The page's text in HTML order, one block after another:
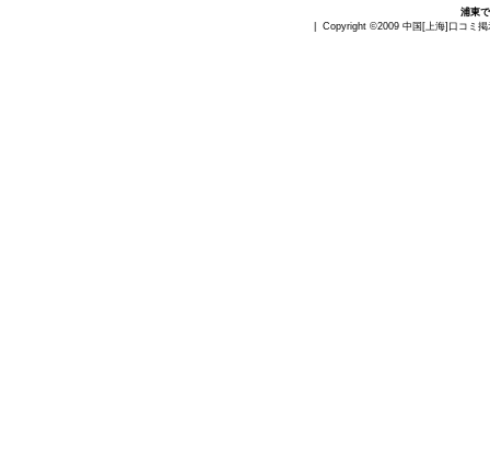
浦東
| Copyright ©2009 中国[上海]口コミ掲